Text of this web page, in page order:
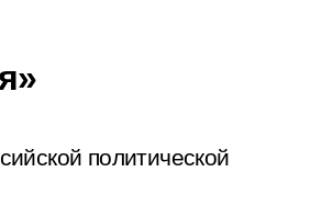
политической